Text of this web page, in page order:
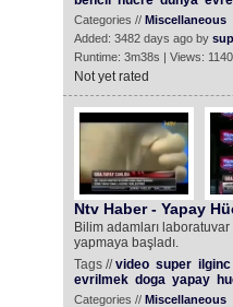
Categories // Miscellaneous
Added: 3482 days ago by
Runtime: 3m38s | Views:
Not yet rated
Ntv Haber - Yapay
Bilim adamları
yapmaya başladı.
Tags //video super ilginc
evrilmek doga yapay
Categories // Miscellaneous